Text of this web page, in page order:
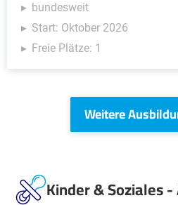
bundesweit
Start: Oktober 2026
Freie Plätze: 1
Weitere
Kinder & Soziales